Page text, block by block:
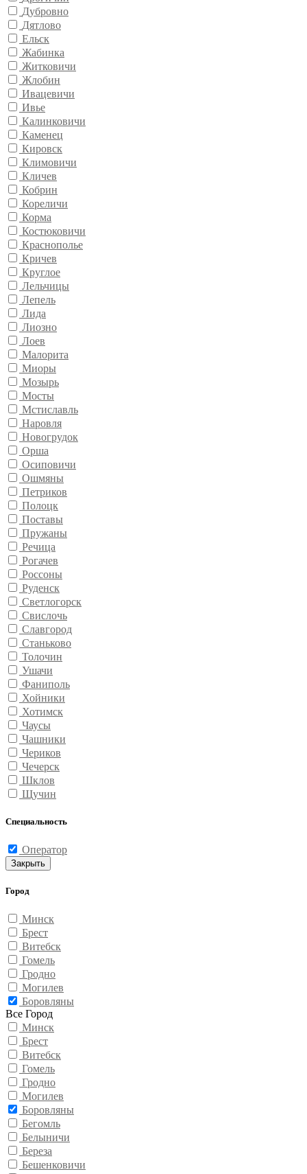
Дубровно
Дятлово
Ельск
Жабинка
Житковичи
Жлобин
Ивацевичи
Ивье
Калинковичи
Каменец
Кировск
Климовичи
Кличев
Кобрин
Кореличи
Корма
Костюковичи
Краснополье
Кричев
Круглое
Лельчицы
Лепель
Лида
Лиозно
Лоев
Малорита
Миоры
Мозырь
Мосты
Мстиславль
Наровля
Новогрудок
Орша
Осиповичи
Ошмяны
Петриков
Полоцк
Поставы
Пружаны
Речица
Рогачев
Россоны
Руденск
Светлогорск
Свислочь
Славгород
Станьково
Толочин
Ушачи
Фаниполь
Хойники
Хотимск
Чаусы
Чашники
Чериков
Чечерск
Шклов
Щучин
Специальность
Оператор
Закрыть
Город
Минск
Брест
Витебск
Гомель
Гродно
Могилев
Боровляны
Все Город
Минск
Брест
Витебск
Гомель
Гродно
Могилев
Боровляны
Бегомль
Белыничи
Береза
Бешенковичи